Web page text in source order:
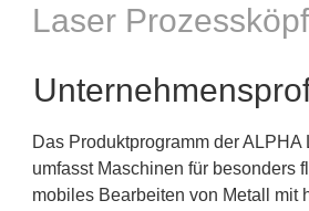
Laser
Das Produktprogramm der ALPHA
umfasst Maschinen für besonders
mobiles Bearbeiten von Metall mit